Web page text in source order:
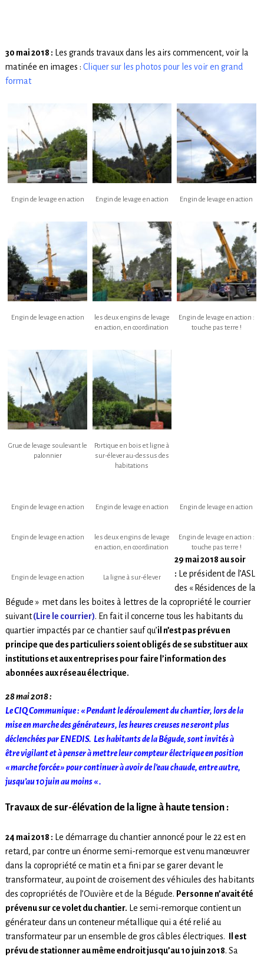
30 mai 2018 : Les grands travaux dans les airs commencent, voir la
matinée en images : Cliquer sur les photos pour les voir en grand
format
Engin de levage en action Engin de levage en action Engin de levage en action
Engin de levage en action
les deux engins de levage
en action, en coordination
Engin de levage en action :
touche pas terre !
Grue de levage soulevant le
palonnier
Portique en bois et ligne à
sur-élever au-dessus des
habitations
Engin de levage en action Engin de levage en action Engin de levage en action
Engin de levage en action
les deux engins de levage
en action, en coordination
Engin de levage en action :
touche pas terre !
Engin de levage en action La ligne à sur-élever
29 mai 2018 au soir
: Le président de l’ASL
des « Résidences de la
Bégude » met dans les boites à lettres de la copropriété le courrier
suivant(Lire le courrier). En fait il concerne tous les habitants du
quartier impactés par ce chantier sauf qu’il n’est pas prévu en
principe que des particuliers soient obligés de se substituer aux
institutions et aux entreprises pour faire l’information des
abonnées aux réseau électrique.
28 mai 2018 :
Le CIQ Communique : « Pendant le déroulement du chantier, lors de la
mise en marche des générateurs, les heures creuses ne seront plus
déclenchées par ENEDIS. Les habitants de la Bégude, sont invités à
être vigilant et à penser à mettre leur compteur électrique en position
« marche forcée » pour continuer à avoir de l’eau chaude, entre autre,
jusqu’au 10 juin au moins « .
Travaux de sur-élévation de la ligne à haute tension :
24 mai 2018 : Le démarrage du chantier annoncé pour le 22 est en
retard, par contre un énorme semi-remorque est venu manœuvrer
dans la copropriété ce matin et a fini par se garer devant le
transformateur, au point de croisement des véhicules des habitants
des copropriétés de l’Ouvière et de la Bégude. Personne n’avait été
prévenu sur ce volet du chantier. Le semi-remorque contient un
générateur dans un conteneur métallique qui a été relié au
transformateur par un ensemble de gros câbles électriques. Il est
prévu de stationner au même endroit jusqu’au 10 juin 2018. Sa